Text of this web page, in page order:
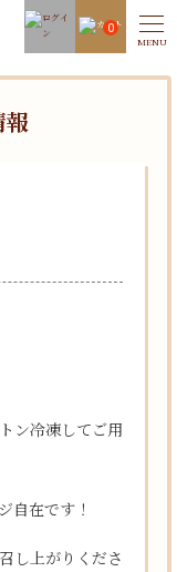
0
報
ン冷凍してご用
自在です！
し上がりくださ